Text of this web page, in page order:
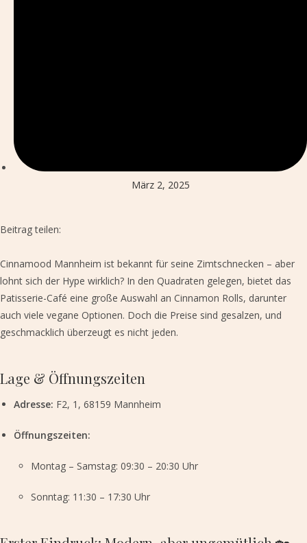
März 2, 2025
Beitrag teilen:
Cinnamood Mannheim ist bekannt für seine Zimtschnecken – aber
lohnt sich der Hype wirklich? In den Quadraten gelegen, bietet das
Patisserie-Café eine große Auswahl an Cinnamon Rolls, darunter
auch viele vegane Optionen. Doch die Preise sind gesalzen, und
geschmacklich überzeugt es nicht jeden.
Lage & Öffnungszeiten
Adresse: F2, 1, 68159 Mannheim
Öffnungszeiten:
Montag – Samstag: 09:30 – 20:30 Uhr
Sonntag: 11:30 – 17:30 Uhr